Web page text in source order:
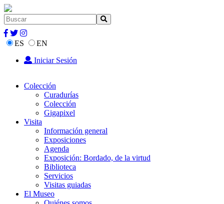
ES
EN
Iniciar Sesión
Colección
Curadurías
Colección
Gigapixel
Visita
Información general
Exposiciones
Agenda
Exposición: Bordado, de la virtud
Biblioteca
Servicios
Visitas guiadas
El Museo